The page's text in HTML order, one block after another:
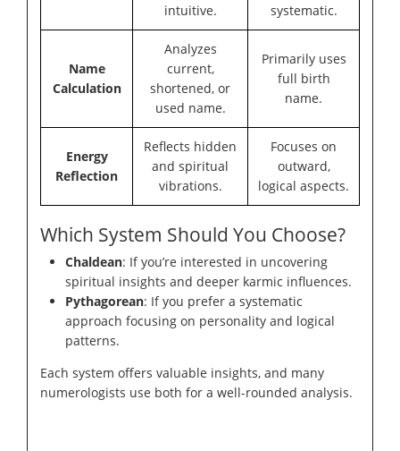
intuitive.
systematic.
Name
Calculation
Analyzes
current,
shortened, or
used name.
Primarily uses
full birth
name.
Energy
Reflection
Reflects hidden
and spiritual
vibrations.
Focuses on
outward,
logical aspects.
Which System Should You Choose?
Chaldean: If you’re interested in uncovering
spiritual insights and deeper karmic influences.
Pythagorean: If you prefer a systematic
approach focusing on personality and logical
patterns.
Each system offers valuable insights, and many
numerologists use both for a well-rounded analysis.